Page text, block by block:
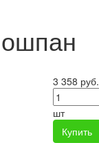
3 358 руб.
шт
Купить